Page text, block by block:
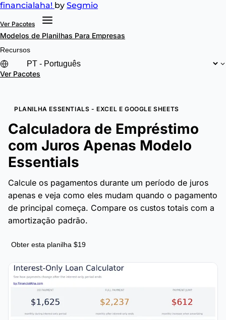
financialaha! by Segmio
Ver Pacotes
Modelos de Planilhas Para Empresas
Recursos
Ver Pacotes
PLANILHA ESSENTIALS - EXCEL E GOOGLE SHEETS
Calculadora de Empréstimo
com Juros Apenas Modelo
Essentials
Calcule os pagamentos durante um período de juros
apenas e veja como eles mudam quando o pagamento
de principal começa. Compare os custos totais com a
amortização padrão.
Obter esta planilha $19